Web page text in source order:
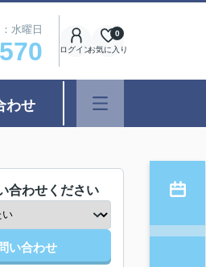
水曜日
ログインお気に入り
0
わせ
合わせください
い合わせ